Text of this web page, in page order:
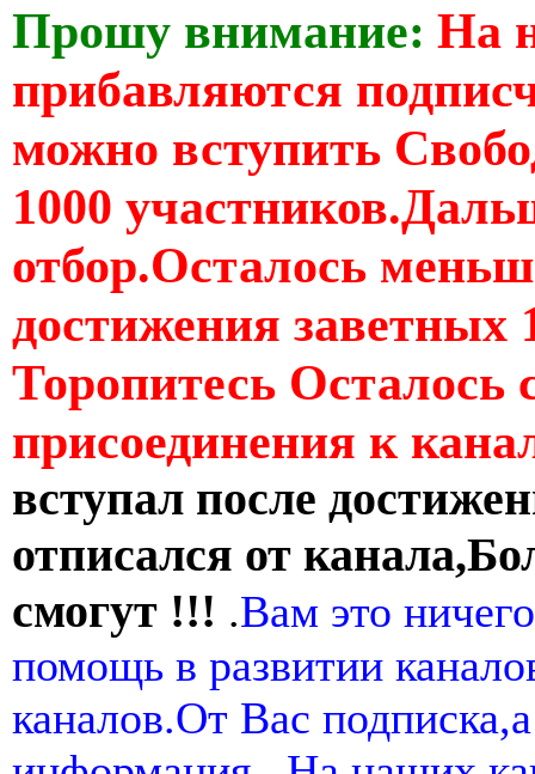
Прошу внимание: На
прибавляются
можно вступить
1000
отбор.Осталось
достижения заветных
Торопитесь Осталось
присоединения к
вступал после
отписался от
смогут !!! .Вам это
помощь в развитии
каналов.От Вас